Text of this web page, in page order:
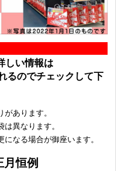
しい情報は
るのでチェックして下
あります。
異なります。
なる場合が御座います。
月恒例